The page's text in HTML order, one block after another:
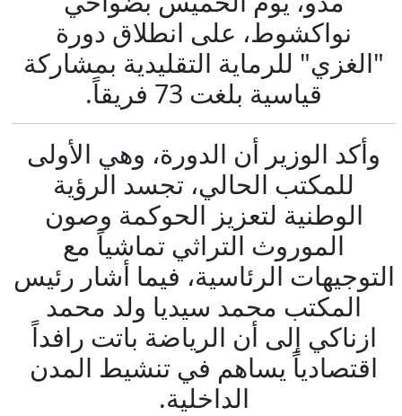
نواكشوط، على انطلاق دورة
"الغزي" للرماية التقليدية بمشاركة
قياسية بلغت 73 فريقاً.
وأكد الوزير أن الدورة، وهي الأولى
للمكتب الحالي، تجسد الرؤية
الوطنية لتعزيز الحوكمة وصون
الموروث التراثي تماشياً مع
التوجيهات الرئاسية، فيما أشار رئيس
المكتب محمد سيديا ولد محمد
ازناكي إلى أن الرياضة باتت رافداً
اقتصادياً يساهم في تنشيط المدن
الداخلية.